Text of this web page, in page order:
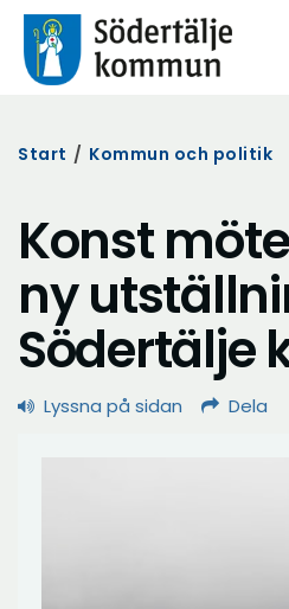
Start / Kommun och politik
Konst
ny
Södertälje
Lyssna på sidan Dela